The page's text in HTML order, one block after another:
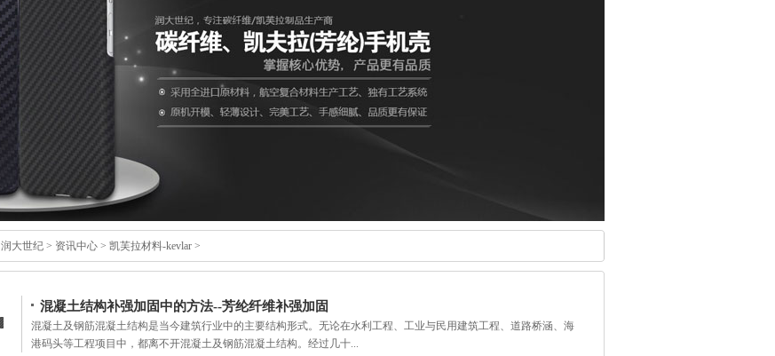
润大世纪 > 资讯中心 > 凯芙拉材料-kevlar >
混凝土结构补强加固中的方法--芳纶纤维补强加固
混凝土及钢筋混凝土结构是当今建筑行业中的主要结构形式。无论在水利工程、工业与民用建筑工程、道路桥涵、海
港码头等工程项目中，都离不开混凝土及钢筋混凝土结构。经过几十...